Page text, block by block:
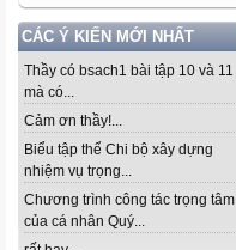
CÁC Ý KIẾN MỚI NHẤT
Thầy có bsach1 bài tập 10 và 11
mà có...
Cảm ơn thầy!...
Biểu tập thể Chi bộ xây dựng
nhiệm vụ trọng...
Chương trình công tác trọng tâm
của cá nhân Quý...